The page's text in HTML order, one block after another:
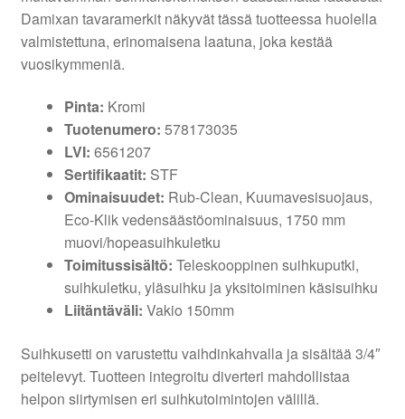
Damixan tavaramerkit näkyvät tässä tuotteessa huolella
valmistettuna, erinomaisena laatuna, joka kestää
vuosikymmeniä.
Pinta: Kromi
Tuotenumero: 578173035
LVI: 6561207
Sertifikaatit: STF
Ominaisuudet: Rub-Clean, Kuumavesisuojaus,
Eco-Klik vedensäästöominaisuus, 1750 mm
muovi/hopeasuihkuletku
Toimitussisältö: Teleskooppinen suihkuputki,
suihkuletku, yläsuihku ja yksitoiminen käsisuihku
Liitäntäväli: Vakio 150mm
Suihkusetti on varustettu vaihdinkahvalla ja sisältää 3/4″
peitelevyt. Tuotteen integroitu diverteri mahdollistaa
helpon siirtymisen eri suihkutoimintojen välillä.